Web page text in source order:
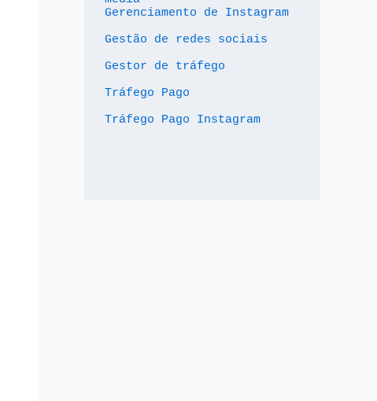
Gerenciamento de Instagram
Gestão de redes sociais
Gestor de tráfego
Tráfego Pago
Tráfego Pago Instagram